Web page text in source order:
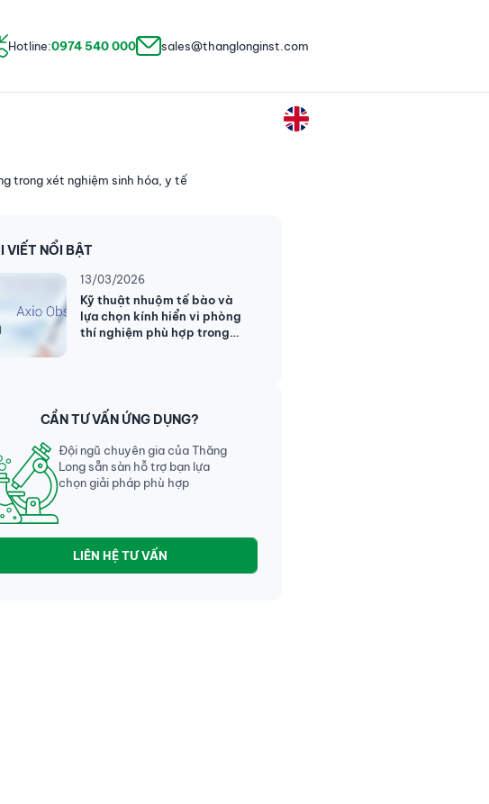
Hotline:0974 540 000 sales@thanglonginst.com
trong xét nghiệm sinh hóa, y tế
VIẾT NỔI BẬT
13/03/2026
Kỹ thuật nhuộm tế bào và
lựa chọn kính hiển vi phòng
thí nghiệm phù hợp trong
CẦN TƯ VẤN ỨNG DỤNG?
Đội ngũ chuyên gia của Thăng
Long sẵn sàn hỗ trợ bạn lựa
chọn giải pháp phù hợp
LIÊN HỆ TƯ VẤN